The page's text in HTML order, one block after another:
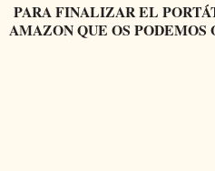
PARA FINALIZAR EL
AMAZON QUE OS PODEMOS